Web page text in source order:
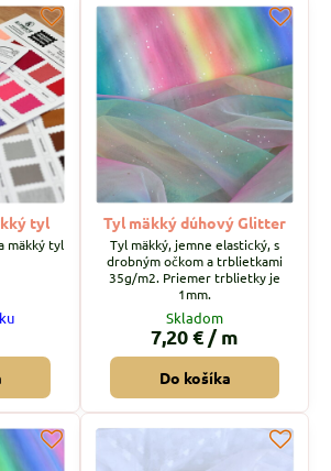
tyl
mäkký tyl
Tyl mäkký dúhový Glitter
Tyl mäkký, jemne elastický, s
drobným očkom a trblietkami
35g/m2. Priemer trblietky je
1mm.
Skladom
7,20 € / m
Do košíka